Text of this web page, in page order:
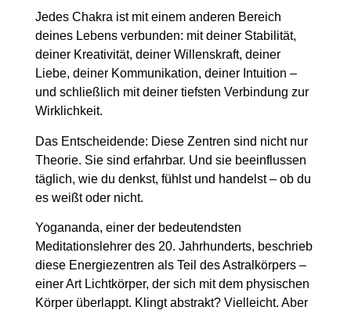
Jedes Chakra ist mit einem anderen Bereich
deines Lebens verbunden: mit deiner Stabilität,
deiner Kreativität, deiner Willenskraft, deiner
Liebe, deiner Kommunikation, deiner Intuition –
und schließlich mit deiner tiefsten Verbindung zur
Wirklichkeit.
Das Entscheidende: Diese Zentren sind nicht nur
Theorie. Sie sind erfahrbar. Und sie beeinflussen
täglich, wie du denkst, fühlst und handelst – ob du
es weißt oder nicht.
Yogananda, einer der bedeutendsten
Meditationslehrer des 20. Jahrhunderts, beschrieb
diese Energiezentren als Teil des Astralkörpers –
einer Art Lichtkörper, der sich mit dem physischen
Körper überlappt. Klingt abstrakt? Vielleicht. Aber